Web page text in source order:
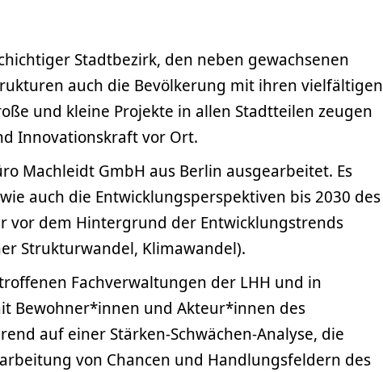
Stadtbezirk, den neben gewachsenen
auch die Bevölkerung mit ihren vielfältigen
und kleine Projekte in allen Stadtteilen zeugen
Innovationskraft vor Ort.
Machleidt GmbH aus Berlin ausgearbeitet. Es
auch die Entwicklungsperspektiven bis 2030 des
vor dem Hintergrund der Entwicklungstrends
Strukturwandel, Klimawandel).
Fachverwaltungen der LHH und in
Bewohner*innen und Akteur*innen des
auf einer Stärken-Schwächen-Analyse, die
von Chancen und Handlungsfeldern des